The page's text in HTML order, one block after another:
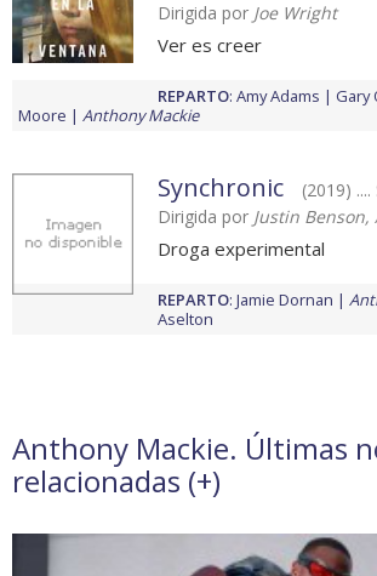
Dirigida por Joe Wright
Ver es creer
REPARTO: Amy Adams Gary
Moore
Anthony Mackie
Synchronic
(2019) ....
Dirigida por Justin
Droga experimental
REPARTO: Jamie Dornan
Aselton
Anthony Mackie. Últimas
relacionadas (+)